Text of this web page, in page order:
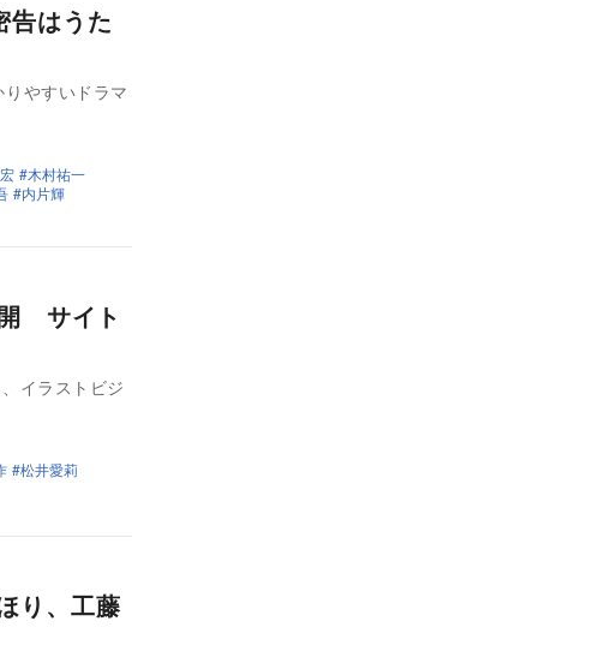
はうた
やすいドラマ
木村祐一
内片輝
サイト
イラストビジ
松井愛莉
り、工藤